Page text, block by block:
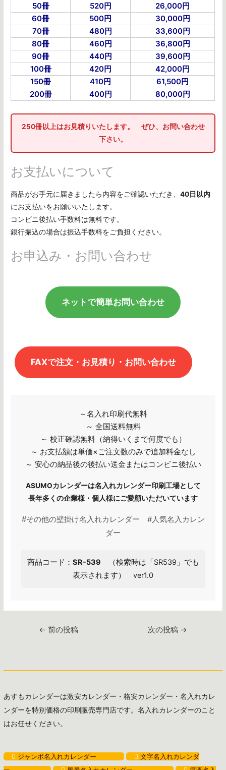
あすもカレンダーは激安カレンダー・格安カレンダー・名入れカレ
ンダーを特別価格の印刷販売専門店です。名入れカレンダーのこと
はお任せください。
ジャンボ名入れカレンダー
文字名入れカレンダ
50冊
520円
26,000円
60冊
500円
30,000円
70冊
480円
33,600円
80冊
460円
36,800円
90冊
440円
39,600円
100冊
420円
42,000円
150冊
410円
61,500円
200冊
400円 80,000円
250冊以上はお見積りいたします。 ぜひ、お問い合わせ
下さい。
お支払いについて
商品がお手元に届きましたら内容をご確認いただき、40日以内
にお支払いをお願いいたします。
コンビニ後払い手数料は無料です。
銀行振込の場合は振込手数料をご負担ください。
お申込み・お問い合わせ
ネットで簡単お問い合わせ
FAXで注文・お見積り・お問い合わせ
～名入れ印刷代無料
～ 全国送料無料
～ 校正確認無料（納得いくまで何度でも）
～ お支払額は単価×ご注文数のみで追加料金なし
～ 安心の納品後の後払い送金またはコンビニ後払い
ASUMOカレンダーは名入れカレンダー印刷工場として
長年多くの企業様・個人様にご愛顧いただいています
#その他の壁掛け名入れカレンダー #人気名入カレン
ダー
商品コード： SR-539 （検索時は「SR539」でも
表示されます） ver1.0
シ
ョ
ン
← 前の投稿 次の投稿 →